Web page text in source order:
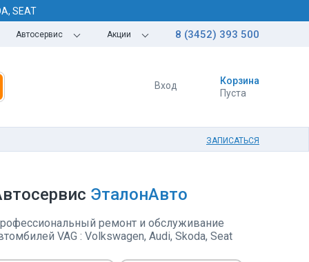
SEAT
Автосервис Акции 8 (3452) 393 500
Вход
Корзина
Пуста
ЗАПИСАТЬСЯ
ЭталонАвто
ремонт и обслуживание
VAG : Volkswagen, Audi, Skoda, Seat